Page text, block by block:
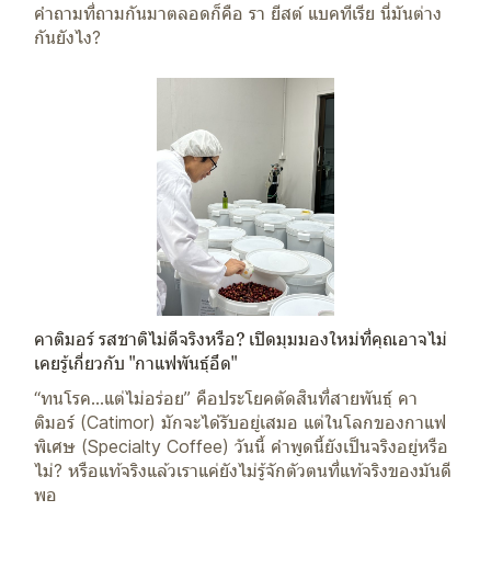
คำถามที่ถามกันมาตลอดก็คือ รา ยีสต์ แบคทีเรีย นี่มันต่าง
กันยังไง?
คาติมอร์ รสชาติไม่ดีจริงหรือ? เปิดมุมมองใหม่ที่คุณอาจไม่
เคยรู้เกี่ยวกับ "กาแฟพันธุ์อึด"
“ทนโรค...แต่ไม่อร่อย” คือประโยคตัดสินที่สายพันธุ์ คา
ติมอร์ (Catimor) มักจะได้รับอยู่เสมอ แต่ในโลกของกาแฟ
พิเศษ (Specialty Coffee) วันนี้ คำพูดนี้ยังเป็นจริงอยู่หรือ
ไม่? หรือแท้จริงแล้วเราแค่ยังไม่รู้จักตัวตนที่แท้จริงของมันดี
พอ